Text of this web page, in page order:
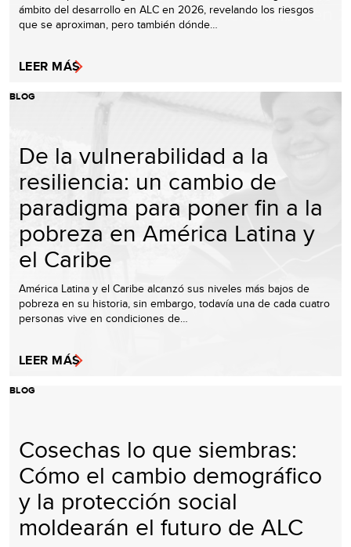
ámbito del desarrollo en ALC en 2026, revelando los riesgos
que se aproximan, pero también dónde…
LEER MÁS
BLOG
De la vulnerabilidad a la
resiliencia: un cambio de
paradigma para poner fin a la
pobreza en América Latina y
el Caribe
América Latina y el Caribe alcanzó sus niveles más bajos de
pobreza en su historia, sin embargo, todavía una de cada cuatro
personas vive en condiciones de…
LEER MÁS
BLOG
Cosechas lo que siembras:
Cómo el cambio demográfico
y la protección social
moldearán el futuro de ALC